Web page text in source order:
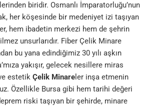
biridir. Osmanlı İmparatorluğu’nun
her köşesinde bir medeniyet izi taşıyan
hem ibadetin merkezi hem de şehrin
unsurlarıdır. Fiber Çelik Minare
bu yana edindiğimiz 30 yılı aşkın
yakışır, gelecek nesillere miras
estetik Çelik Minare ler inşa etmenin
Özellikle Bursa gibi hem tarihi değeri
riski taşıyan bir şehirde, minare